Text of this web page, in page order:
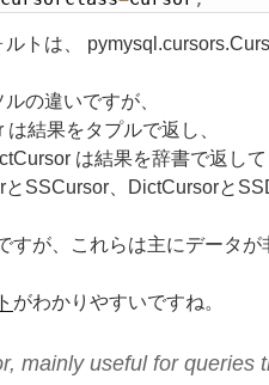
トは、
の違いですが、
結果をタプルで返し、
は結果を辞書で返して
SSCursor、DictCursorと
すが、これらは主にデータ
がわかりやすいですね。
mainly useful for queries